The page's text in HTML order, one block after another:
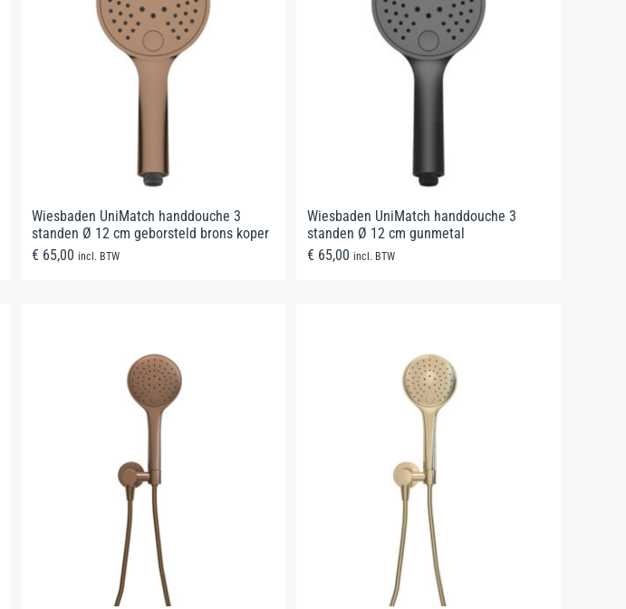
Wiesbaden UniMatch handdouche 3
standen Ø 12 cm geborsteld brons koper
€ 65,00 incl. BTW
Wiesbaden UniMatch handdouche 3
standen Ø 12 cm gunmetal
€ 65,00 incl. BTW